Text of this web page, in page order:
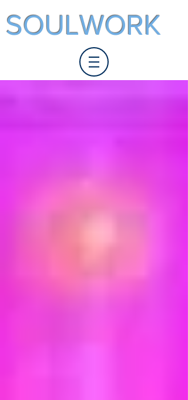
SOULWORK